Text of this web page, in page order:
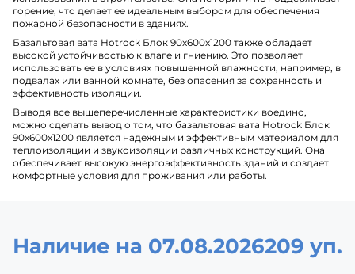
горение, что делает ее идеальным выбором для обеспечения
пожарной безопасности в зданиях.
Базальтовая вата Hotrock Блок 90х600х1200 также обладает
высокой устойчивостью к влаге и гниению. Это позволяет
использовать ее в условиях повышенной влажности, например, в
подвалах или ванной комнате, без опасения за сохранность и
эффективность изоляции.
Выводя все вышеперечисленные характеристики воедино,
можно сделать вывод о том, что базальтовая вата Hotrock Блок
90х600х1200 является надежным и эффективным материалом для
теплоизоляции и звукоизоляции различных конструкций. Она
обеспечивает высокую энергоэффективность зданий и создает
комфортные условия для проживания или работы.
Наличие на 07.08.2026209 уп.